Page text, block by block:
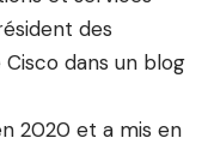
des
dans un blog
2020 et a mis en